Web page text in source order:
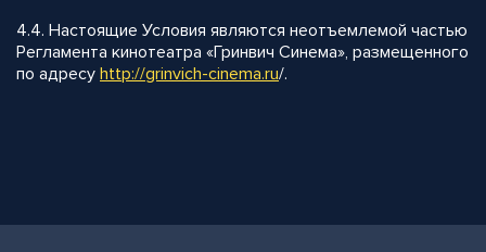
4.4. Настоящие Условия являются неотъемлемой частью
Регламента кинотеатра «Гринвич Синема», размещенного
по адресу http://grinvich-cinema.ru/.